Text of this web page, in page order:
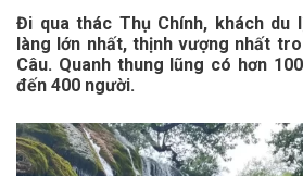
Đi qua thác Thụ Chính, khách du
làng lớn nhất, thịnh vượng nhất
Câu. Quanh thung lũng có hơn
đến 400 người.